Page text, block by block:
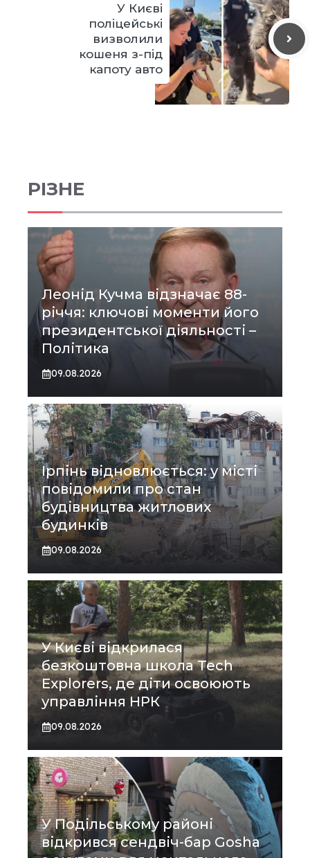
У Києві
поліцейські
визволили
кошеня з-під
капоту авто
РІЗНЕ
Леонід Кучма відзначає 88-
річчя: ключові моменти його
президентської діяльності –
Політика
09.08.2026
Ірпінь відновлюється: у місті
повідомили про стан
будівництва житлових
будинків
09.08.2026
У Києві відкрилася
безкоштовна школа Tech
Explorers, де діти освоюють
управління НРК
09.08.2026
У Подільському районі
відкрився сендвіч-бар Gosha